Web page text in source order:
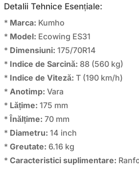
Detalii Tehnice Esențiale:
* Marca: Kumho
* Model: Ecowing ES31
* Dimensiuni: 175/70R14
* Indice de Sarcină: 88 (560 kg)
* Indice de Viteză: T (190 km/h)
* Anotimp: Vara
* Lățime: 175 mm
*Înălțime: 70 mm
* Diametru: 14 inch
*Greutate: 6.16 kg
*Caracteristici suplimentare: